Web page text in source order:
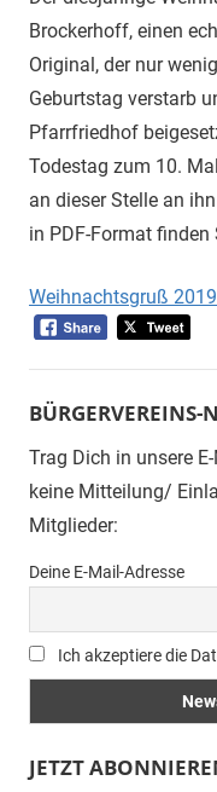
Brockerhoff, einen
Original, der nur
Geburtstag verstarb
Pfarrfriedhof
Todestag zum 10.
an dieser Stelle an
in PDF-Format finden
Weihnachtsgruß
BÜRGERVEREINS-
Trag Dich in unsere
keine Mitteilung/
Mitglieder:
Deine E-Mail-Adresse
Ich akzeptiere die
JETZT